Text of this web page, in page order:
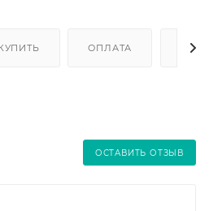
ОПЛАТА
ОСТАВИТЬ ОТЗЫВ